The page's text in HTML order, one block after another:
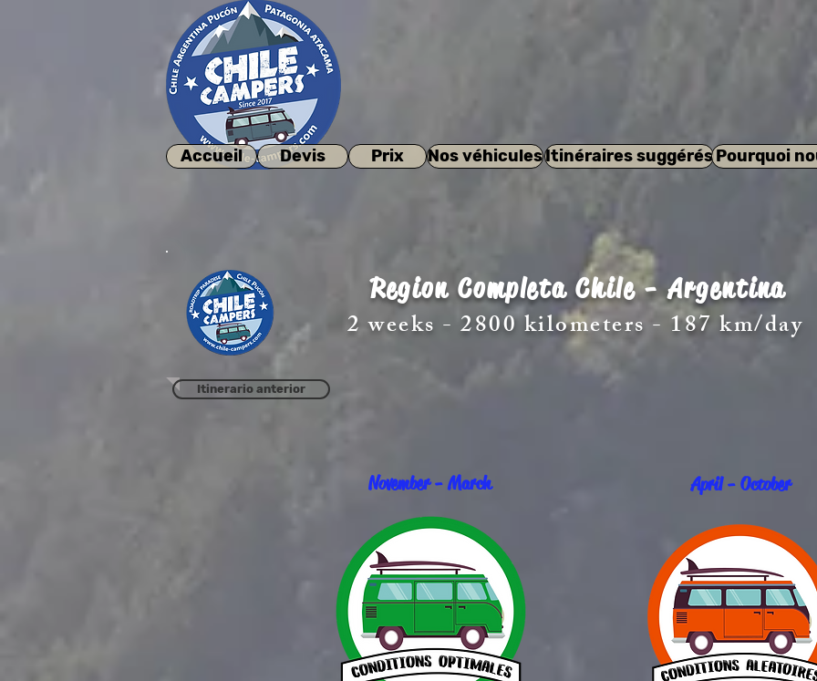
Accueil Devis Prix Nos véhiculesItinéraires suggérésPourquoi
Region Completa Chile - Argentina
2 weeks - 2800 kilometers - 187 km/day
Itinerario anterior
November - March April - October